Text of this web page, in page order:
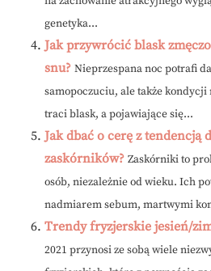
genetyka...
Jak przywrócić blask
snu? Nieprzespana noc potrafi
samopoczuciu, ale także kondycji
traci blask, a pojawiające się...
Jak dbać o cerę z tendencją
zaskórników? Zaskórniki to
osób, niezależnie od wieku. Ich
nadmiarem sebum, martwymi
Trendy fryzjerskie jesień/
2021 przynosi ze sobą wiele